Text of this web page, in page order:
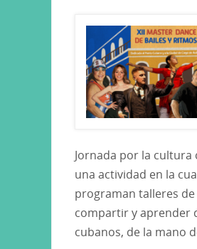
Jornada por la cultura
una actividad en la
programan talleres
compartir y aprender
cubanos, de la mano